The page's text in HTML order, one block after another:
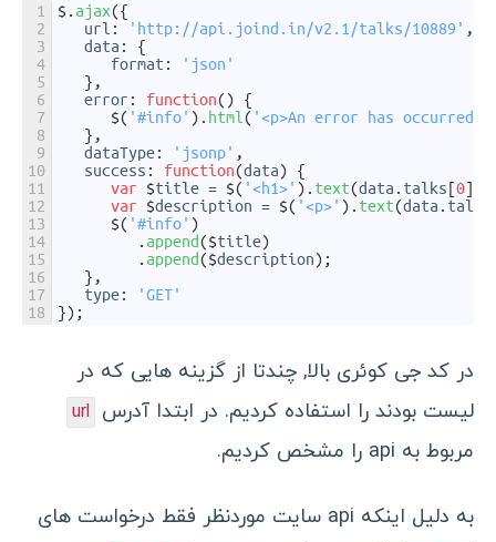
1
2
3
4
5
6
7
8
9
10
11
12
13
14
15
16
17
18
$ . ajax({
url : 'http://api.joind.in/v2.1/talks/10889' ,
data :
{
format :
'json'
} ,
error : function( )
{
$( '#info' ) . html( '<p>An error has occurred</
} ,
dataType: 'jsonp' ,
success : function(data)
{
var
$title = $( '<h1>' ) . text(data . talks [0]
var
$description = $( '<p>' ) . text(data . talks
$( '#info' )
. append($title)
. append($description) ;
} ,
type:
'GET'
}) ;
در کد جی کوئری بالا, چندتا از گزینه هایی که در
لیست بودند را استفاده کردیم. در ابتدا آدرس url
مربوط به api را مشخص کردیم.
به دلیل اینکه api سایت موردنظر فقط درخواست های